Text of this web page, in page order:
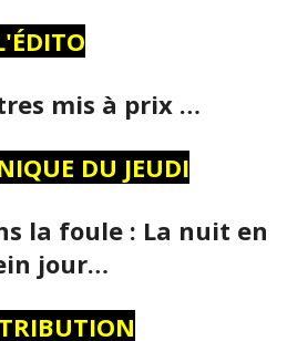
mis à prix …
DU JEUDI
la foule : La nuit en
jour…